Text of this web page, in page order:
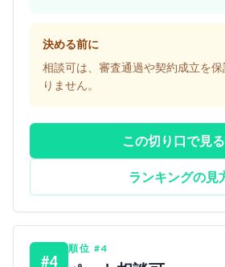
決める前に
相談可は、審査通過や契約成立を
りません。
この切り口で見る
ランキングの見
#4
順位 #4